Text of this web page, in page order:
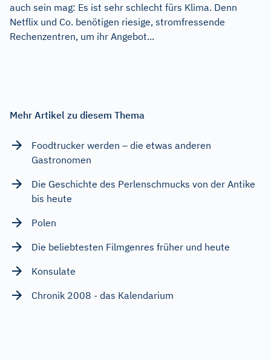
auch sein mag: Es ist sehr schlecht fürs Klima. Denn
Netflix und Co. benötigen riesige, stromfressende
Rechenzentren, um ihr Angebot...
Mehr Artikel zu diesem Thema
Foodtrucker werden – die etwas anderen
Gastronomen
Die Geschichte des Perlenschmucks von der Antike
bis heute
Polen
Die beliebtesten Filmgenres früher und heute
Konsulate
Chronik 2008 - das Kalendarium